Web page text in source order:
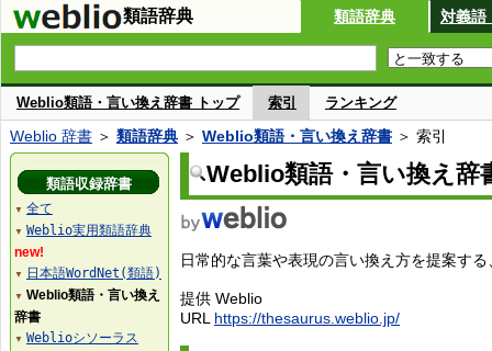
類語辞典 類語辞典 対義語
Weblio類語・言い換え辞書 トップ 索引 ランキング
Weblio 辞書 ＞ 類語辞典 ＞ Weblio類語・言い換え辞書 ＞ 索引
Weblio類語・言い換え辞
日常的な言葉や表現の言い換え方を提案す
提供 Weblio
URL https://thesaurus.weblio.jp/
類語収録辞書
▼ 全て
▼ Weblio実用類語辞典
new!
▼ 日本語WordNet(類語)
▼ Weblio類語・言い換え
辞書
▼ Weblioシソーラス